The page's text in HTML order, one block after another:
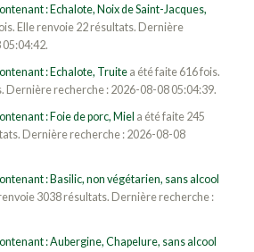
: Echalote, Noix de Saint-Jacques,
Elle renvoie 22 résultats. Dernière
: Echalote, Truitea été faite 616 fois.
Dernière recherche : 2026-08-08 05:04:39.
: Foie de porc, Miel a été faite 245
Dernière recherche : 2026-08-08
: Basilic, non végétarien, sans alcool
3038 résultats. Dernière recherche :
: Aubergine, Chapelure, sans alcool